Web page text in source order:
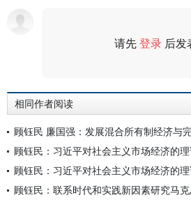
请先登录 后发
相同作者阅读
顾钰民 廉国强：发展混合所有制经济与
顾钰民：习近平对社会主义市场经济的
顾钰民：习近平对社会主义市场经济的